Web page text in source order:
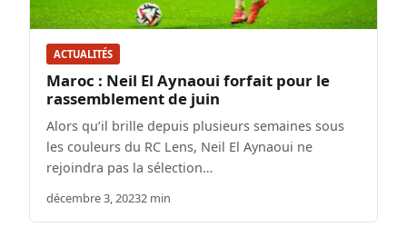
ACTUALITÉS
Maroc : Neil El Aynaoui forfait pour le
rassemblement de juin
Alors qu’il brille depuis plusieurs semaines sous
les couleurs du RC Lens, Neil El Aynaoui ne
rejoindra pas la sélection…
décembre 3, 20232 min